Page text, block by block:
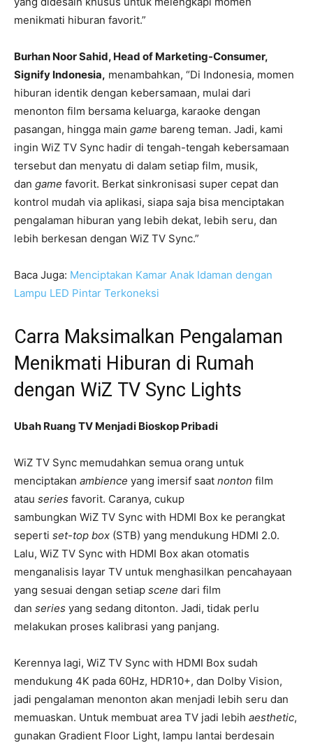
menikmati hiburan favorit.”
Burhan Noor Sahid, Head of Marketing-Consumer,
Signify Indonesia, menambahkan, “Di Indonesia, momen
hiburan identik dengan kebersamaan, mulai dari
menonton film bersama keluarga, karaoke dengan
pasangan, hingga main game bareng teman. Jadi, kami
ingin WiZ TV Sync hadir di tengah-tengah kebersamaan
tersebut dan menyatu di dalam setiap film, musik,
dan game favorit. Berkat sinkronisasi super cepat dan
kontrol mudah via aplikasi, siapa saja bisa menciptakan
pengalaman hiburan yang lebih dekat, lebih seru, dan
lebih berkesan dengan WiZ TV Sync.”
Baca Juga: Menciptakan Kamar Anak Idaman dengan
Lampu LED Pintar Terkoneksi
Carra Maksimalkan Pengalaman
Menikmati Hiburan di Rumah
dengan WiZ TV Sync Lights
Ubah Ruang TV Menjadi Bioskop Pribadi
WiZ TV Sync memudahkan semua orang untuk
menciptakan ambience yang imersif saat nonton film
atau series favorit. Caranya, cukup
sambungkan WiZ TV Sync with HDMI Box ke perangkat
seperti set-top box (STB) yang mendukung HDMI 2.0.
Lalu, WiZ TV Sync with HDMI Box akan otomatis
menganalisis layar TV untuk menghasilkan pencahayaan
yang sesuai dengan setiap scene dari film
dan series yang sedang ditonton. Jadi, tidak perlu
melakukan proses kalibrasi yang panjang.
Kerennya lagi, WiZ TV Sync with HDMI Box sudah
mendukung 4K pada 60Hz, HDR10+, dan Dolby Vision,
jadi pengalaman menonton akan menjadi lebih seru dan
memuaskan. Untuk membuat area TV jadi lebih aesthetic,
gunakan Gradient Floor Light, lampu lantai berdesain